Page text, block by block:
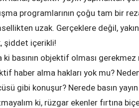
programlarının çoğu tam bir
uzak. Gerçeklere değil,
şiddet içerikli!
ki basının objektif olması gerekmez
haber alma hakları yok mu?
gibi konuşur? Nerede basın
ki, rüzgar ekenler fırtına
Kündigung während der